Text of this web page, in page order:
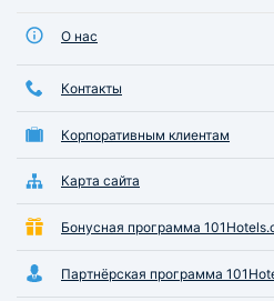
О нас
Контакты
Корпоративным клиентам
Карта сайта
Бонусная программа
Партнёрская программа